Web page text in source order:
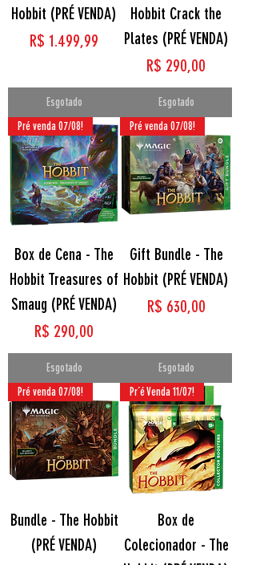
Hobbit (PRÉ VENDA)
Preço
R$ 1.499,99
Esgotado
Hobbit Crack the
Plates (PRÉ VENDA)
Preço
R$ 290,00
Esgotado
Pré venda 07/08!
Box de Cena - The
Hobbit Treasures of
Smaug (PRÉ VENDA)
Preço
R$ 290,00
Esgotado
Pré venda 07/08!
Gift Bundle - The
Hobbit (PRÉ VENDA)
Preço
R$ 630,00
Esgotado
Pré venda 07/08!
Bundle - The Hobbit
(PRÉ VENDA)
Pr´é Venda 11/07!
Box de
Colecionador - The